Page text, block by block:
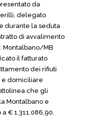
da
delegato
durante la seduta
di avvalimento
Montalbano/MB
il fatturato
dei rifiuti
e domiciliare
che gli
Montalbano e
€ 1.311.086,90.